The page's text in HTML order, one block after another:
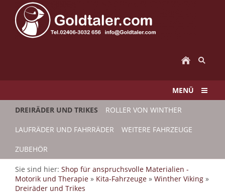
MENÜ
DREIRÄDER UND TRIKES ROLLER VON WINTHER
LAUFRÄDER UND FAHRRÄDER WEITERE FAHRZEUGE
ZUBEHÖR
Sie sind hier: Shop für anspruchsvolle Materialien -
Motorik und Therapie » Kita-Fahrzeuge » Winther Viking »
Dreiräder und Trikes